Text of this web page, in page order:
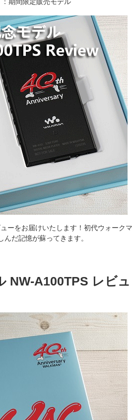
ck
et
e
sk
y
ss
e
n
g
er
ーをお届けいたします！初代ウォークマ
だ記憶が蘇ってきます。
NW-A100TPS レビュ